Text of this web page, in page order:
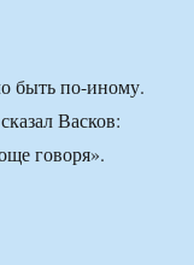
быть по-иному.
Васков:
говоря».